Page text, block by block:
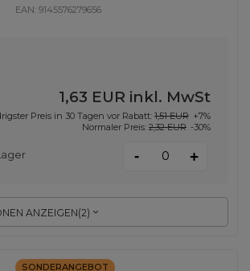
EAN:9145576279656
ANZEIGEN(2)
1,63 EUR inkl. MwSt
Preis in 30 Tagen vor Rabatt: 1,51 EUR +7%
Normaler Preis: 2,32 EUR -30%
- +
SONDERANGEBOT